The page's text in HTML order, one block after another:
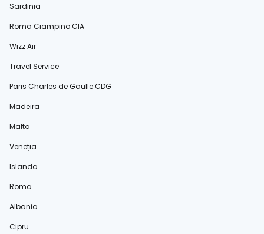
Sardinia
Roma Ciampino CIA
Wizz Air
Travel Service
Paris Charles de Gaulle CDG
Madeira
Malta
Veneția
Islanda
Roma
Albania
Cipru